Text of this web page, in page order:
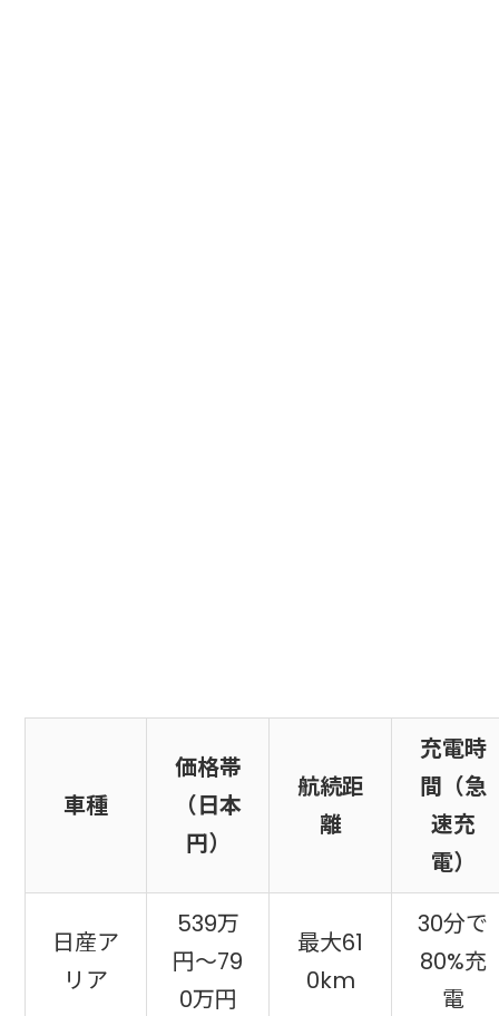
車種
価格帯
（日本
円）
航続距
離
充電時
間（急
速充
電）
日産ア
リア
539万
円〜79
0万円
最大61
0km
30分で
80%充
電